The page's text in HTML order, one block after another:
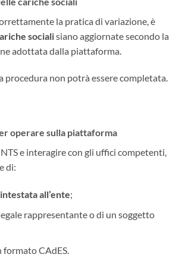
la pratica di variazione, è
socialisiano aggiornate secondo la
adottata dalla piattaforma.
procedura non potrà essere completata.
operare sulla piattaforma
e interagire con gli uffici competenti,
di:
all’ente;
rappresentante o di un soggetto
formato CAdES.